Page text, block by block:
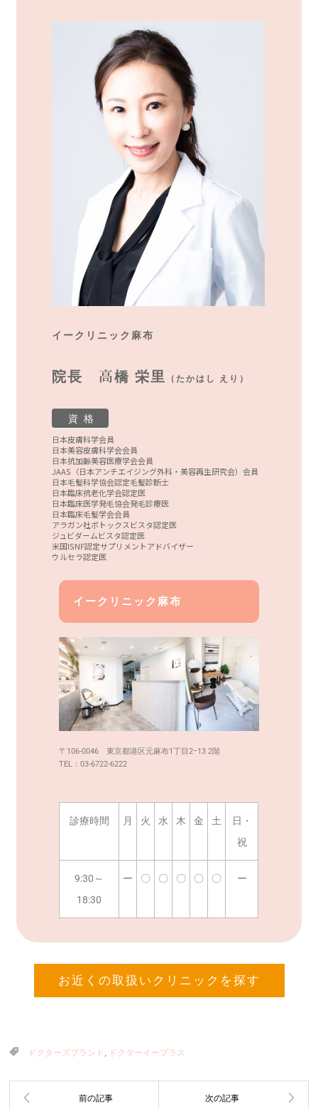
イークリニック麻布
院長 高橋 栄里 （たかはし えり）
資 格
日本皮膚科学会員
日本美容皮膚科学会会員
日本抗加齢美容医療学会会員
JAAS（日本アンチエイジング外科・美容再生研究会）会員
日本毛髪科学協会認定毛髪診断士
日本臨床抗老化学会認定医
日本臨床医学発毛協会発毛診療医
日本臨床毛髪学会会員
アラガン社ボトックスビスタ認定医
ジュビダームビスタ認定医
米国ISNF認定サプリメントアドバイザー
ウルセラ認定医
イークリニック麻布
〒106-0046 東京都港区元麻布1丁目2−13 2階
TEL：03-6722-6222
診療時間 月 火 水 木 金 土
日・
祝
9:30～
18:30
ー 〇 〇 〇 〇 〇 ー
お近くの取扱いクリニックを探す
ドクターズブランド , ドクターイープラス